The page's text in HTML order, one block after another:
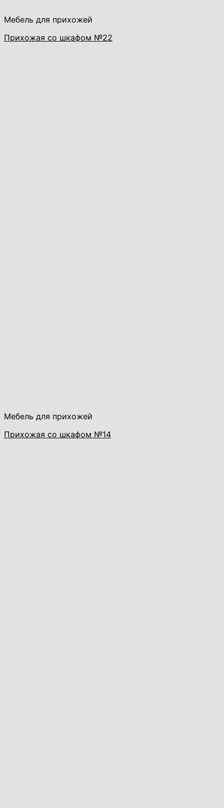
Мебель для прихожей
Прихожая со шкафом №22
Мебель для прихожей
Прихожая со шкафом №14